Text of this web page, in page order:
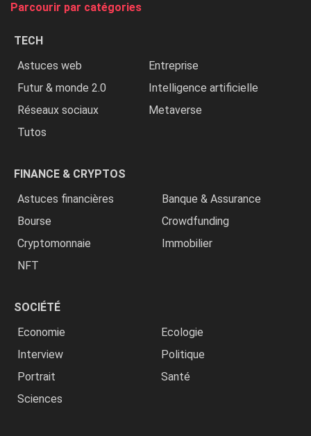
Parcourir par catégories
TECH
Astuces web
Entreprise
Futur & monde 2.0
Intelligence artificielle
Réseaux sociaux
Metaverse
Tutos
FINANCE & CRYPTOS
Astuces financières
Banque & Assurance
Bourse
Crowdfunding
Cryptomonnaie
Immobilier
NFT
SOCIÉTÉ
Economie
Ecologie
Interview
Politique
Portrait
Santé
Sciences